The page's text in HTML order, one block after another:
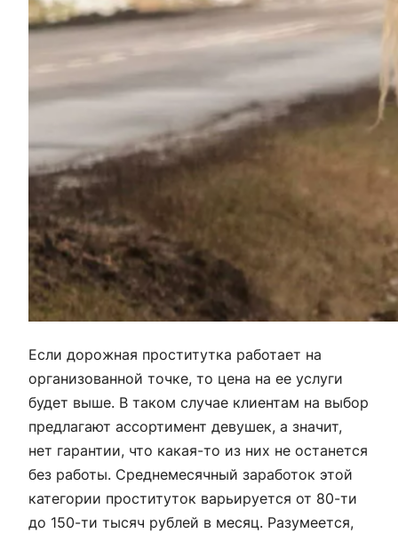
Если дорожная проститутка работает на
организованной точке, то цена на ее услуги
будет выше. В таком случае клиентам на выбор
предлагают ассортимент девушек, а значит,
нет гарантии, что какая-то из них не останется
без работы. Среднемесячный заработок этой
категории проституток варьируется от 80-ти
до 150-ти тысяч рублей в месяц. Разумеется,